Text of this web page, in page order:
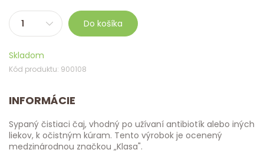
Do košíka
Skladom
Kód produktu: 900108
INFORMÁCIE
Sypaný čistiaci čaj, vhodný po užívaní antibiotík alebo iných
liekov, k očistným kúram. Tento výrobok je ocenený
medzinárodnou značkou „Klasa".